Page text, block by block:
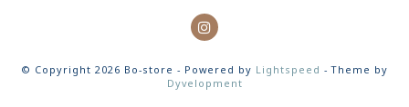
© Copyright 2026 Bo-store - Powered by Lightspeed - Theme by
Dyvelopment